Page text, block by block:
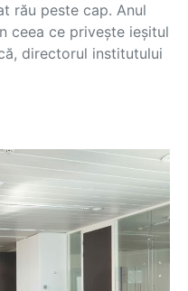
rău peste cap. Anul
ceea ce privește ieșitul
directorul institutului